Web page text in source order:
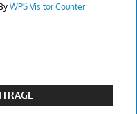
WPS Visitor Counter